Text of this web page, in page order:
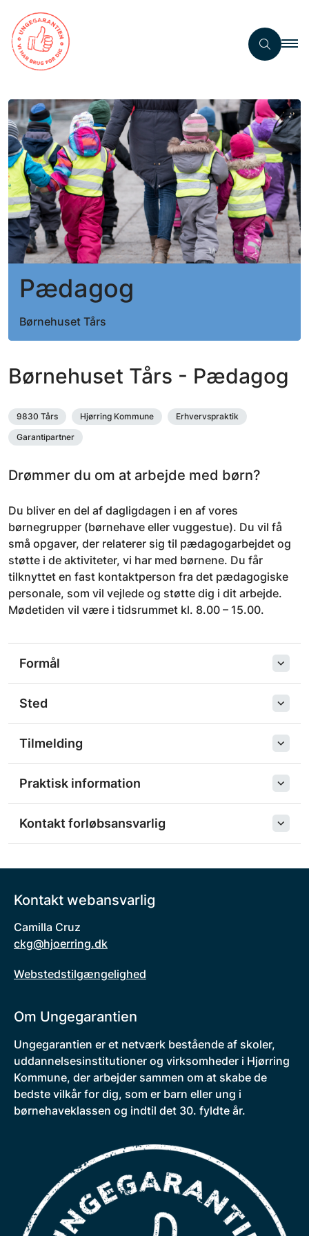
Pædagog
Børnehuset Tårs
Børnehuset Tårs - Pædagog
9830 Tårs Hjørring Kommune
Erhvervspraktik
Garantipartner
Drømmer du om at arbejde med børn?
Du bliver en del af dagligdagen i en af vores
børnegrupper (børnehave eller vuggestue). Du vil få
små opgaver, der relaterer sig til pædagogarbejdet og
støtte i de aktiviteter, vi har med børnene. Du får
tilknyttet en fast kontaktperson fra det pædagogiske
personale, som vil vejlede og støtte dig i dit arbejde.
Mødetiden vil være i tidsrummet kl. 8.00 – 15.00.
Formål
Sted
Tilmelding
Praktisk information
Kontakt forløbsansvarlig
Kontakt webansvarlig
Camilla Cruz
ckg@hjoerring.dk
Webstedstilgængelighed
Om Ungegarantien
Ungegarantien er et netværk bestående af skoler,
uddannelsesinstitutioner og virksomheder i Hjørring
Kommune, der arbejder sammen om at skabe de
bedste vilkår for dig, som er barn eller ung i
børnehaveklassen og indtil det 30. fyldte år.